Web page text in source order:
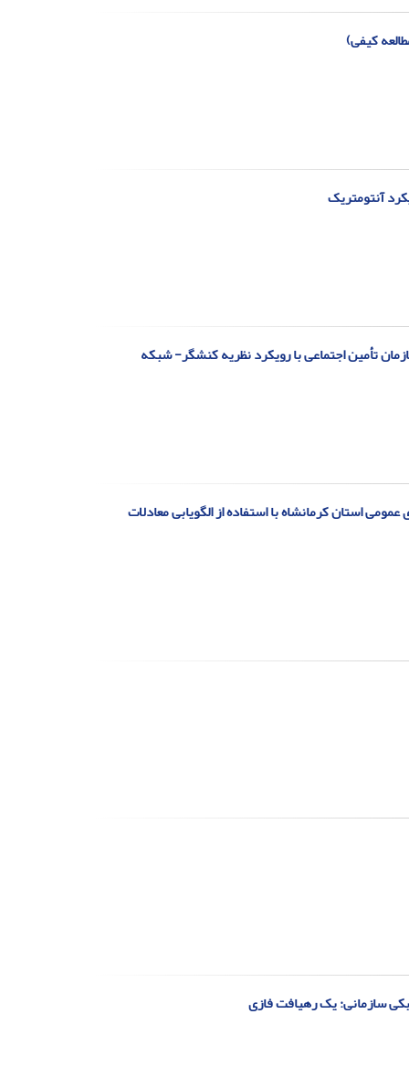
کیفی)
آنتومتریک
تأمین اجتماعی با رویکرد نظریه کنشگر- شبکه
استان کرمانشاه با استفاده از الگویابی معادلات
سازمانی: یک رهیافت فازی